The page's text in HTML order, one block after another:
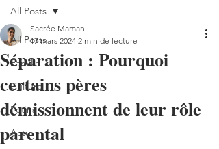
All Posts
Famille
Culture
Potins
Actu
All Posts
Séparation : Pourquoi
certains pères
démissionnent de leur rôle
parental
Sacrée Maman
17 mars 2024 2 min de lecture